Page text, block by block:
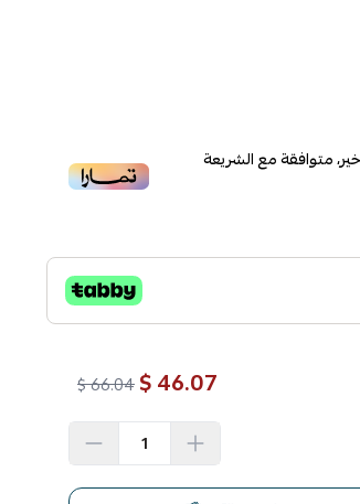
متوافقة مع الشريعة
46.07 $
66.04 $